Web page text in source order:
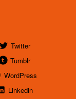
Twitter
Tumblr
WordPress
Linkedin